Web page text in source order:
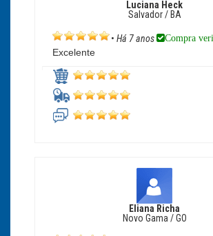
Luciana Heck
Salvador / BA
• Há 7 anos Compra
Excelente
Eliana Richa
Novo Gama / GO